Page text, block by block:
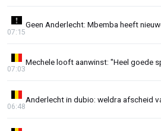
Geen Anderlecht: Mbemba heeft
07:15
Mechele looft aanwinst: "Heel goede
07:03
Anderlecht in dubio: weldra afscheid
06:48